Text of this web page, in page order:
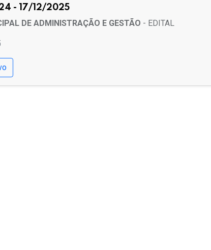
- 17/12/2025
DE ADMINISTRAÇÃO E GESTÃO - EDITAL